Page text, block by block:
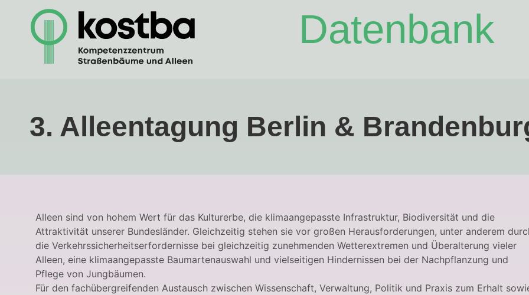
Datenbank
3. Alleentagung Berlin &
Alleen sind von hohem Wert für das Kulturerbe, die klimaangepasste Infrastruktur, Biodiversität und die
Attraktivität unserer Bundesländer. Gleichzeitig stehen sie vor großen Herausforderungen, unter anderem
die Verkehrssicherheitserfordernisse bei gleichzeitig zunehmenden Wetterextremen und Überalterung vieler
Alleen, eine klimaangepasste Baumartenauswahl und vielseitigen Hindernissen bei der Nachpflanzung und
Pflege von Jungbäumen.
Für den fachübergreifenden Austausch zwischen Wissenschaft, Verwaltung, Politik und Praxis zum Erhalt